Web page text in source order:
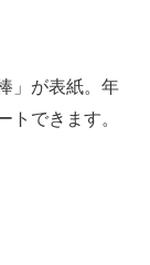
」が表紙。年
トできます。